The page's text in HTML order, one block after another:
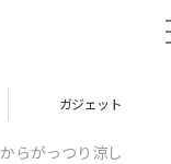
ガジェット
らがっつり涼し